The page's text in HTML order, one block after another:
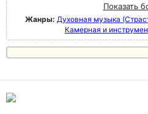
Показать
Жанры: Духовная музыка
Камерная и